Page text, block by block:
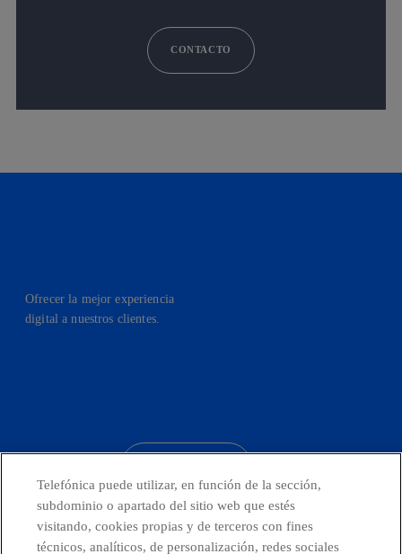
CONTACTO
Ofrecer la mejor experiencia
digital a nuestros clientes.
Países y Unidades emergentes
Telefónica puede utilizar, en función de la sección,
subdominio o apartado del sitio web que estés
visitando, cookies propias y de terceros con fines
técnicos, analíticos, de personalización, redes sociales